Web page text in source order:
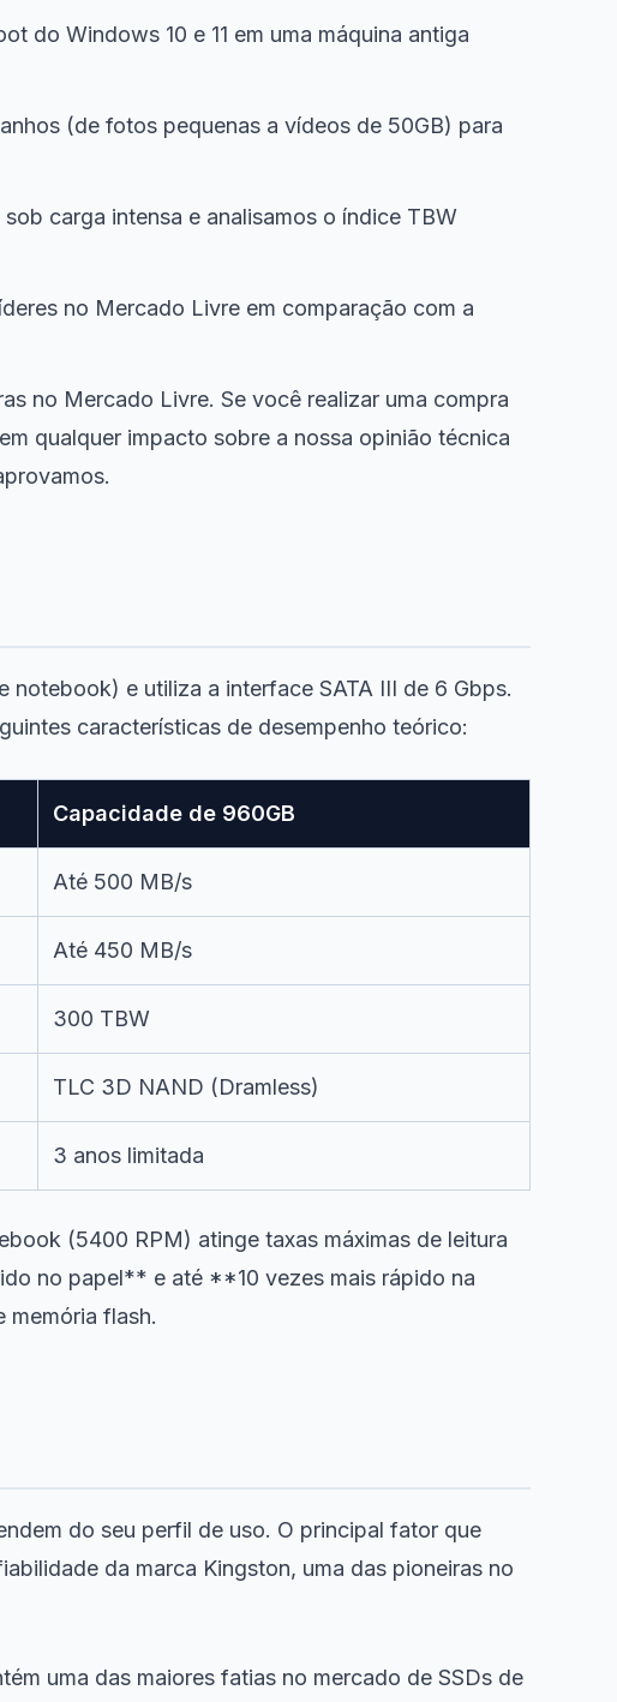
do Windows 10 e 11 em uma máquina antiga
(de fotos pequenas a vídeos de 50GB) para
carga intensa e analisamos o índice TBW
no Mercado Livre em comparação com a
no Mercado Livre. Se você realizar uma compra
qualquer impacto sobre a nossa opinião técnica
e utiliza a interface SATA III de 6 Gbps.
características de desempenho teórico:
Capacidade de 960GB
Até 500 MB/s
Até 450 MB/s
300 TBW
TLC 3D NAND (Dramless)
3 anos limitada
(5400 RPM) atinge taxas máximas de leitura
no papel** e até **10 vezes mais rápido na
memória flash.
do seu perfil de uso. O principal fator que
da marca Kingston, uma das pioneiras no
uma das maiores fatias no mercado de SSDs de